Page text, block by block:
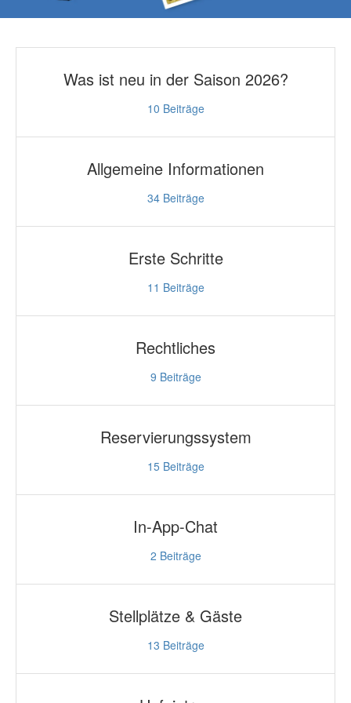
Was ist neu in der Saison 2026?
10 Beiträge
Allgemeine Informationen
34Beiträge
Erste Schritte
11 Beiträge
Rechtliches
9 Beiträge
Reservierungssystem
15Beiträge
In-App-Chat
2 Beiträge
Stellplätze & Gäste
13 Beiträge